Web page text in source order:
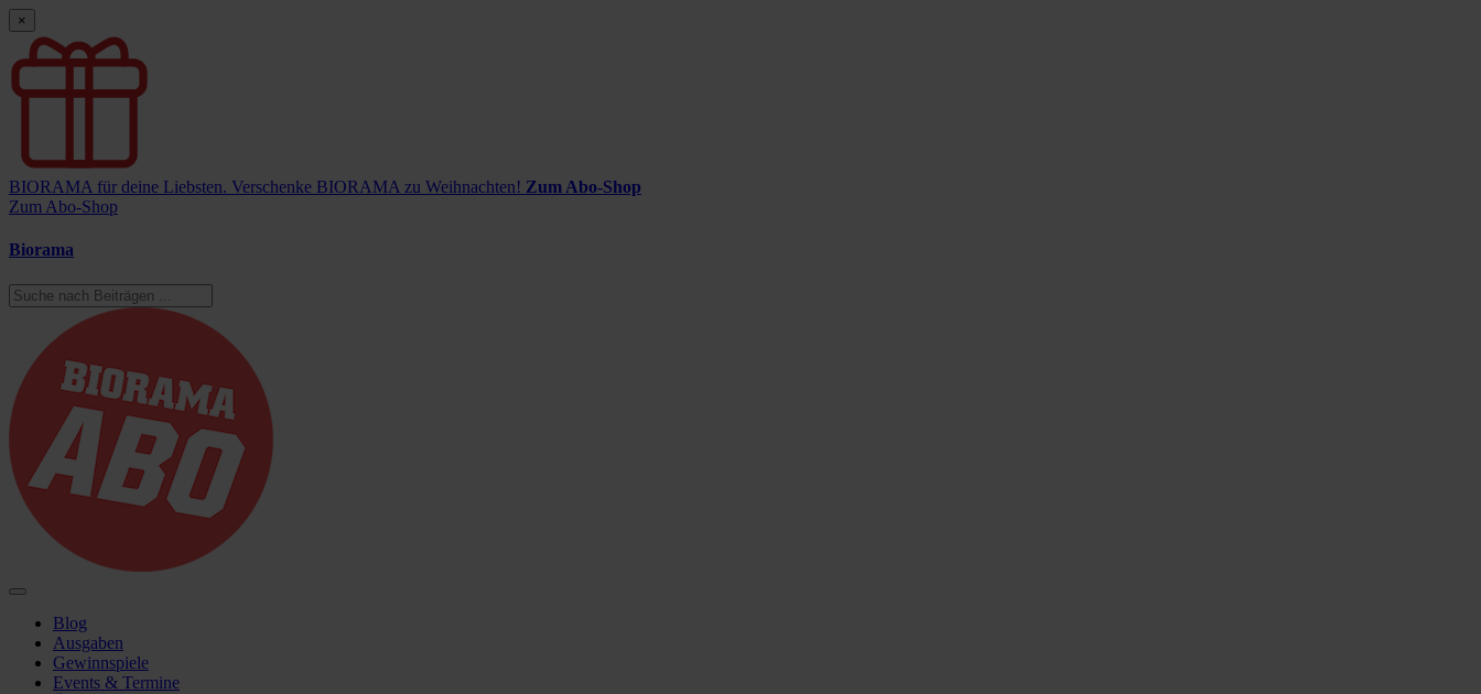
×
BIORAMA für deine Liebsten. Verschenke BIORAMA zu Weihnachten! Zum Abo-Shop
Zum Abo-Shop
Biorama
Blog
Ausgaben
Gewinnspiele
Events & Termine